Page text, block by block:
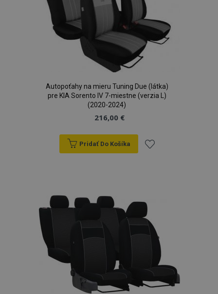
Autopoťahy na mieru Tuning Due (látka)
pre KIA Sorento IV 7-miestne (verzia L)
(2020-2024)
216,00 €
Pridať Do Košíka
zoznamu
prianí